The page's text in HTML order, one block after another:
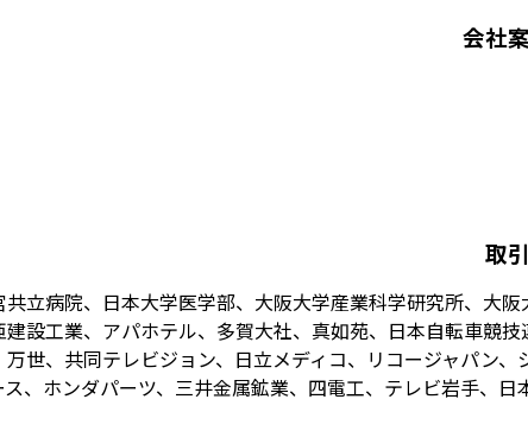
会社
取
立病院、日本大学医学部、大阪大学産業科学研究所、大
設工業、アパホテル、多賀大社、真如苑、日本自転車競
世、共同テレビジョン、日立メディコ、リコージャパン
、ホンダパーツ、三井金属鉱業、四電工、テレビ岩手、